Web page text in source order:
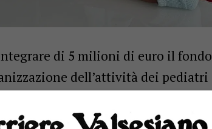
di 5 milioni di euro il fondo
dell’attività dei pediatri
raggiunto nel mese di agosto
dell’Accordo integrativo